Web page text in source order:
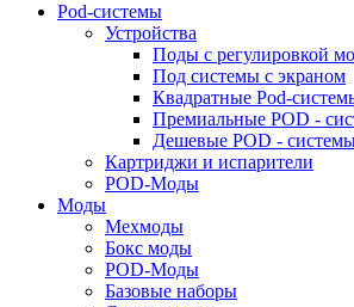
Pod-системы
Устройства
Поды с регулировкой
Под системы с экраном
Квадратные Pod-
Премиальные POD -
Дешевые POD -
Картриджи и испарители
POD-Моды
Моды
Мехмоды
Бокс моды
POD-Моды
Базовые наборы